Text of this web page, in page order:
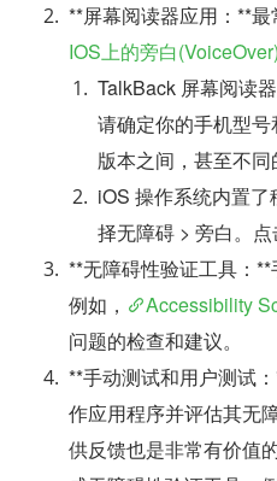
**屏幕阅读器应用：**
IOS上的旁白(VoiceOver)
TalkBack 屏幕阅读
请确定你的手机型
版本之间，甚至不同
iOS 操作系统内置了
择无障碍 > 旁白。点
**无障碍性验证工具：
例如，
Accessibility
问题的检查和建议。
**手动测试和用户测试
作应用程序并评估其无
供反馈也是非常有价值